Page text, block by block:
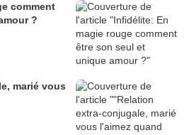
comment
?
marié vous